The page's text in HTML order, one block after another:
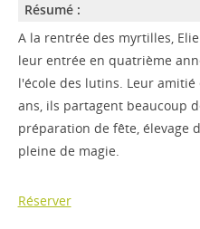
Résumé :
A la rentrée des myrtilles,
leur entrée en quatrième
l'école des lutins. Leur
ans, ils partagent beaucoup
préparation de fête, élevage
pleine de magie.
Réserver